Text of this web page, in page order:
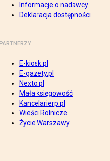
Informacje o nadawcy
Deklaracja dostępności
PARTNERZY
E-kiosk.pl
E-gazety.pl
Nexto.pl
Mała księgowość
Kancelarierp.pl
Wieści Rolnicze
Życie Warszawy